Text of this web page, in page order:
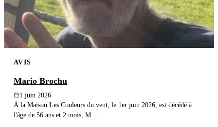
AVIS
Mario Brochu
1 juin 2026
À la Maison Les Couleurs du vent, le 1er juin 2026, est décédé à
l'âge de 56 ans et 2 mois, M....